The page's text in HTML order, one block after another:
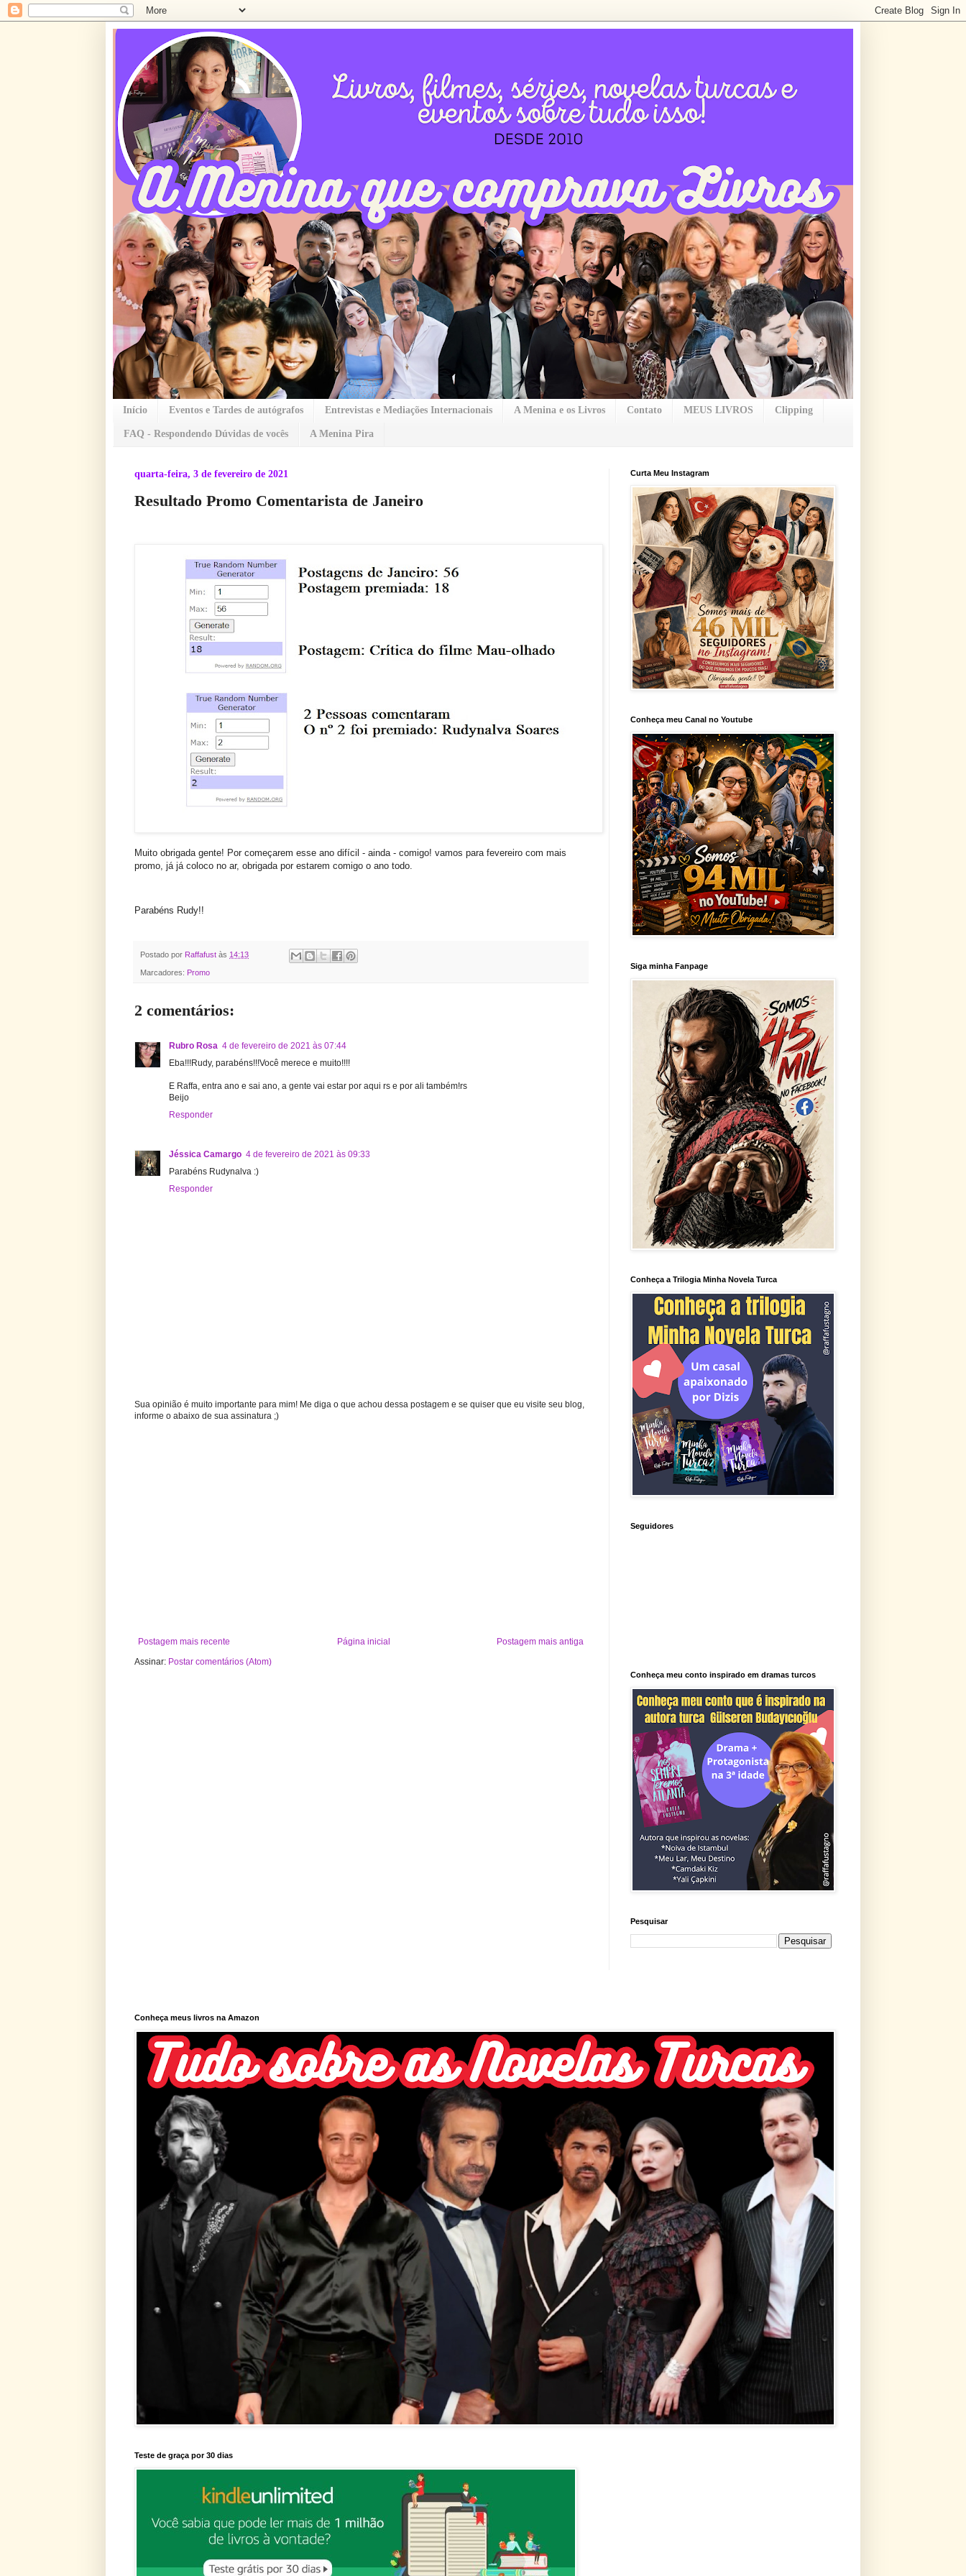
Início Eventos e Tardes de autógrafos Entrevistas e Mediações Internacionais A Menina e os Livros Contato MEUS LIVROS Clipping
FAQ - Respondendo Dúvidas de vocês A Menina Pira
quarta-feira, 3 de fevereiro de 2021
Resultado Promo Comentarista de Janeiro
Muito obrigada gente! Por começarem esse ano difícil - ainda - comigo! vamos para fevereiro com mais
promo, já já coloco no ar, obrigada por estarem comigo o ano todo.
Parabéns Rudy!!
Postado por Raffafust às 14:13
Marcadores: Promo
2 comentários:
Rubro Rosa 4 de fevereiro de 2021 às 07:44
Eba!!!Rudy, parabéns!!!Você merece e muito!!!!
E Raffa, entra ano e sai ano, a gente vai estar por aqui rs e por ali também!rs
Beijo
Responder
Jéssica Camargo 4 de fevereiro de 2021 às 09:33
Parabéns Rudynalva :)
Responder
Sua opinião é muito importante para mim! Me diga o que achou dessa postagem e se quiser que eu visite seu blog,
informe o abaixo de sua assinatura ;)
Postagem mais recente Postagem mais antiga
Página inicial
Assinar: Postar comentários (Atom)
Curta Meu Instagram
Conheça meu Canal no Youtube
Siga minha Fanpage
Conheça a Trilogia Minha Novela Turca
Seguidores
Conheça meu conto inspirado em dramas turcos
Pesquisar
Conheça meus livros na Amazon
Teste de graça por 30 dias